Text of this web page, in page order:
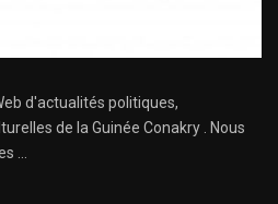
d'actualités politiques,
de la Guinée Conakry . Nous
...